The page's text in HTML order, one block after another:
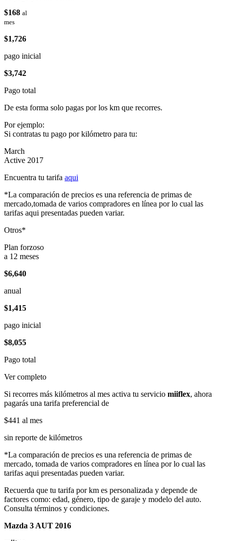
$168 al
mes
$1,726
pago inicial
$3,742
Pago total
De esta forma solo pagas por los km que recorres.
Por ejemplo:
Si contratas tu pago por kilómetro para tu:
March
Active 2017
Encuentra tu tarifa aqui
*La comparación de precios es una referencia de primas de
mercado,tomada de varios compradores en línea por lo cual las
tarifas aqui presentadas pueden variar.
Otros*
Plan forzoso
a 12 meses
$6,640
anual
$1,415
pago inicial
$8,055
Pago total
Ver completo
Si recorres más kilómetros al mes activa tu servicio miiflex, ahora
pagarás una tarifa preferencial de
$441 al mes
sin reporte de kilómetros
*La comparación de precios es una referencia de primas de
mercado, tomada de varios compradores en línea por lo cual las
tarifas aqui presentadas pueden variar.
Recuerda que tu tarifa por km es personalizada y depende de
factores como: edad, género, tipo de garaje y modelo del auto.
Consulta términos y condiciones.
Mazda 3 AUT 2016